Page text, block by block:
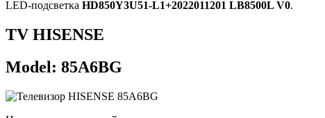
LED-подсветка HD850Y3U51-L1+2022011201 LB8500L V0.
TV HISENSE
Model: 85A6BG